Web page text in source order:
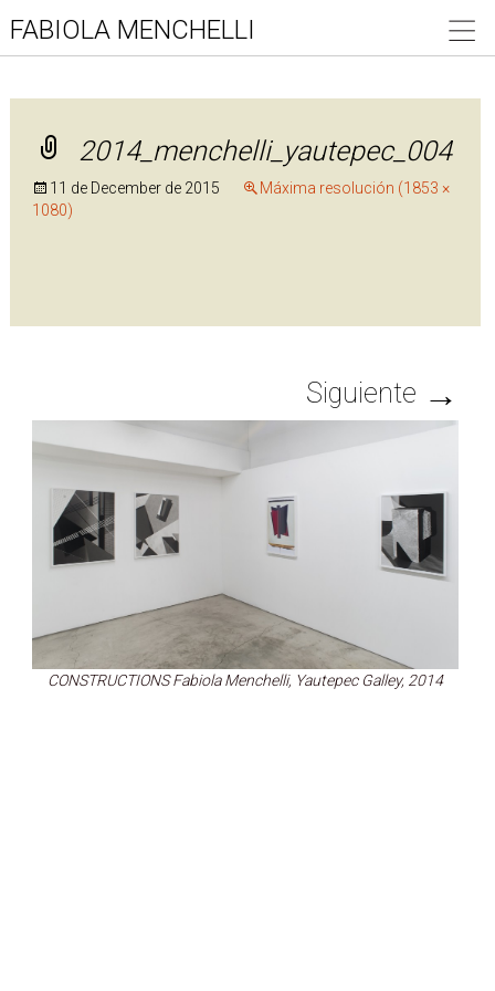
FABIOLA MENCHELLI
2014_menchelli_yautepec_004
11 de December de 2015
Máxima resolución (1853 ×
1080)
Siguiente →
CONSTRUCTIONS Fabiola Menchelli, Yautepec Galley, 2014